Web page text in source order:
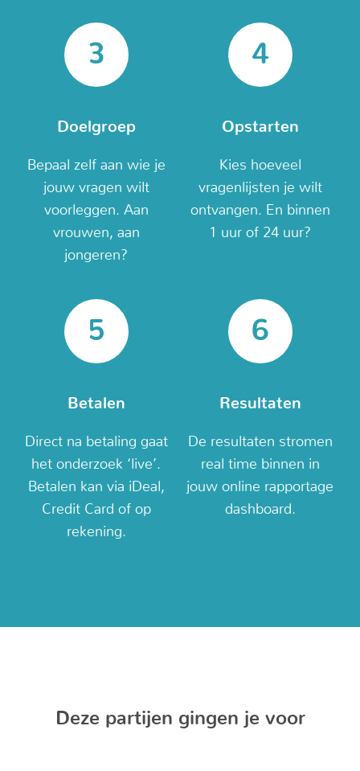
Doelgroep
Bepaal zelf aan wie je
jouw vragen wilt
voorleggen. Aan
vrouwen, aan
jongeren?
Opstarten
Kies hoeveel
vragenlijsten je wilt
ontvangen. En binnen
1 uur of 24 uur?
Betalen
Direct na betaling gaat
het onderzoek ‘live’.
Betalen kan via iDeal,
Credit Card of op
rekening.
Resultaten
De resultaten stromen
real time binnen in
jouw online rapportage
dashboard.
Deze partijen gingen je voor